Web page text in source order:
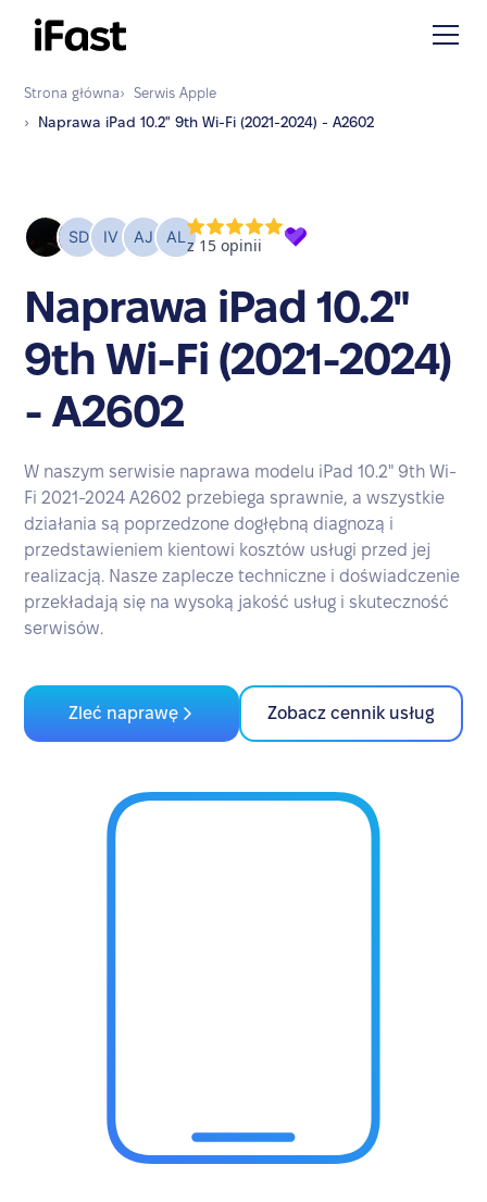
Strona główna› Serwis Apple
›
Naprawa iPad 10.2" 9th Wi-Fi (2021-2024) - A2602
Naprawa iPad 10.2"
9th Wi-Fi (2021-2024)
- A2602
W naszym serwisie naprawa modelu iPad 10.2" 9th Wi-
Fi 2021-2024 A2602 przebiega sprawnie, a wszystkie
działania są poprzedzone dogłębną diagnozą i
przedstawieniem kientowi kosztów usługi przed jej
realizacją. Nasze zaplecze techniczne i doświadczenie
przekładają się na wysoką jakość usług i skuteczność
serwisów.
Zleć naprawę Zobacz cennik usług